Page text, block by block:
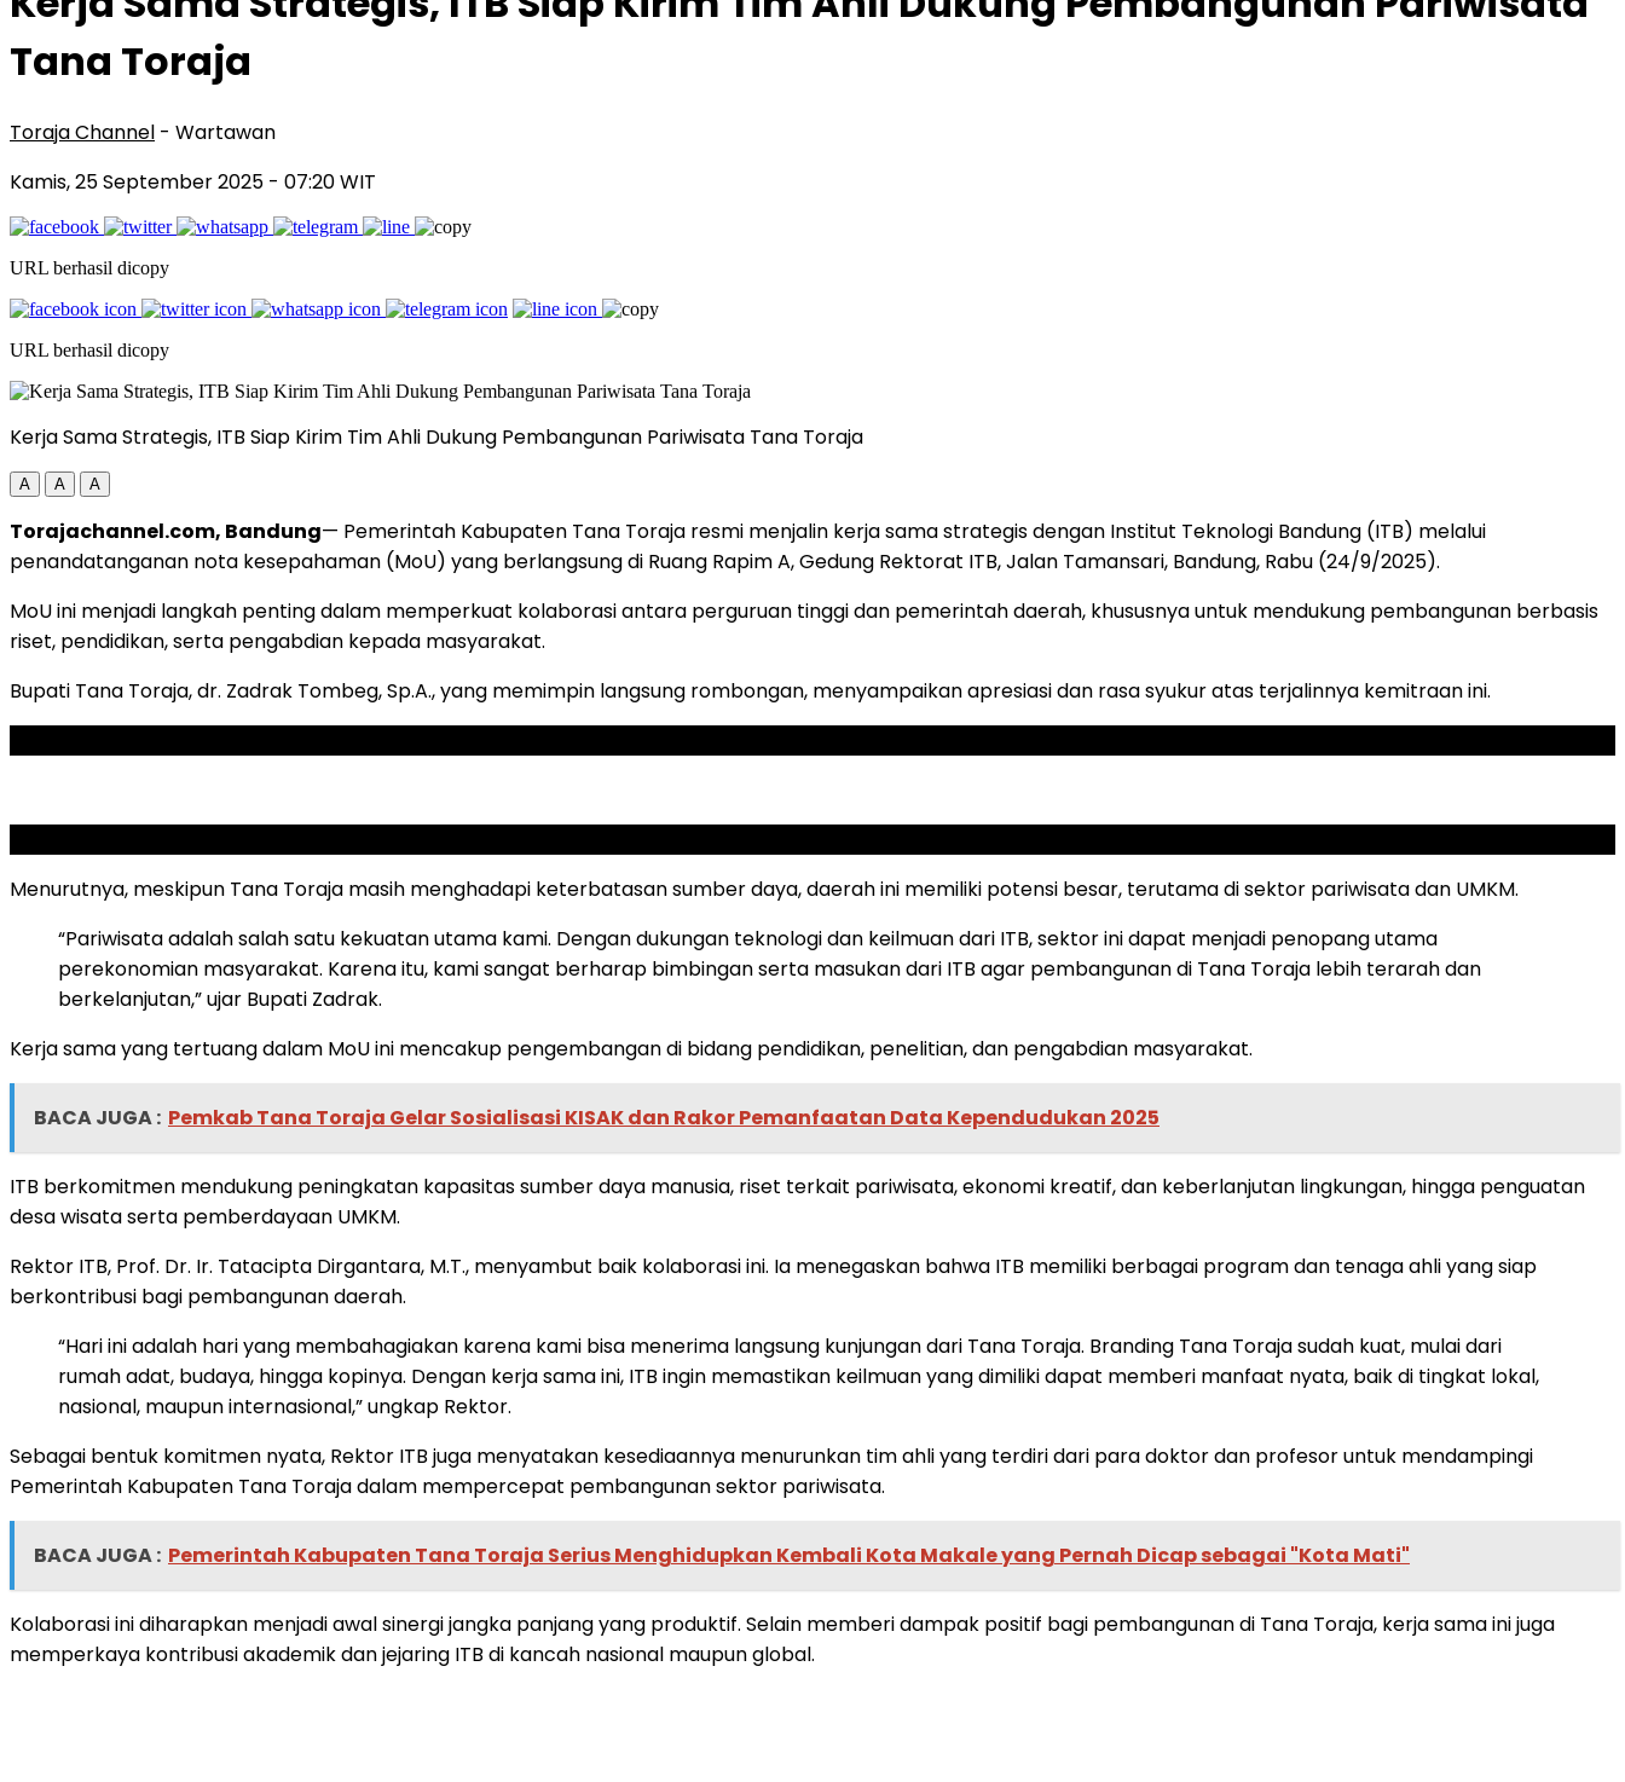
Tana Toraja
Toraja Channel - Wartawan
Kamis, 25 September 2025 - 07:20 WIT
URL berhasil dicopy
URL berhasil dicopy
Kerja Sama Strategis, ITB Siap Kirim Tim Ahli Dukung Pembangunan Pariwisata Tana Toraja
A A A
Torajachannel.com, Bandung— Pemerintah Kabupaten Tana Toraja resmi menjalin kerja sama strategis dengan Institut Teknologi Bandung (ITB) melalui
penandatanganan nota kesepahaman (MoU) yang berlangsung di Ruang Rapim A, Gedung Rektorat ITB, Jalan Tamansari, Bandung, Rabu (24/9/2025).
MoU ini menjadi langkah penting dalam memperkuat kolaborasi antara perguruan tinggi dan pemerintah daerah, khususnya untuk mendukung pembangunan berbasis
riset, pendidikan, serta pengabdian kepada masyarakat.
Bupati Tana Toraja, dr. Zadrak Tombeg, Sp.A., yang memimpin langsung rombongan, menyampaikan apresiasi dan rasa syukur atas terjalinnya kemitraan ini.
Menurutnya, meskipun Tana Toraja masih menghadapi keterbatasan sumber daya, daerah ini memiliki potensi besar, terutama di sektor pariwisata dan UMKM.
“Pariwisata adalah salah satu kekuatan utama kami. Dengan dukungan teknologi dan keilmuan dari ITB, sektor ini dapat menjadi penopang utama
perekonomian masyarakat. Karena itu, kami sangat berharap bimbingan serta masukan dari ITB agar pembangunan di Tana Toraja lebih terarah dan
berkelanjutan,” ujar Bupati Zadrak.
Kerja sama yang tertuang dalam MoU ini mencakup pengembangan di bidang pendidikan, penelitian, dan pengabdian masyarakat.
BACA JUGA : Pemkab Tana Toraja Gelar Sosialisasi KISAK dan Rakor Pemanfaatan Data Kependudukan 2025
ITB berkomitmen mendukung peningkatan kapasitas sumber daya manusia, riset terkait pariwisata, ekonomi kreatif, dan keberlanjutan lingkungan, hingga penguatan
desa wisata serta pemberdayaan UMKM.
Rektor ITB, Prof. Dr. Ir. Tatacipta Dirgantara, M.T., menyambut baik kolaborasi ini. Ia menegaskan bahwa ITB memiliki berbagai program dan tenaga ahli yang siap
berkontribusi bagi pembangunan daerah.
“Hari ini adalah hari yang membahagiakan karena kami bisa menerima langsung kunjungan dari Tana Toraja. Branding Tana Toraja sudah kuat, mulai dari
rumah adat, budaya, hingga kopinya. Dengan kerja sama ini, ITB ingin memastikan keilmuan yang dimiliki dapat memberi manfaat nyata, baik di tingkat lokal,
nasional, maupun internasional,” ungkap Rektor.
Sebagai bentuk komitmen nyata, Rektor ITB juga menyatakan kesediaannya menurunkan tim ahli yang terdiri dari para doktor dan profesor untuk mendampingi
Pemerintah Kabupaten Tana Toraja dalam mempercepat pembangunan sektor pariwisata.
BACA JUGA : Pemerintah Kabupaten Tana Toraja Serius Menghidupkan Kembali Kota Makale yang Pernah Dicap sebagai "Kota Mati"
Kolaborasi ini diharapkan menjadi awal sinergi jangka panjang yang produktif. Selain memberi dampak positif bagi pembangunan di Tana Toraja, kerja sama ini juga
memperkaya kontribusi akademik dan jejaring ITB di kancah nasional maupun global.